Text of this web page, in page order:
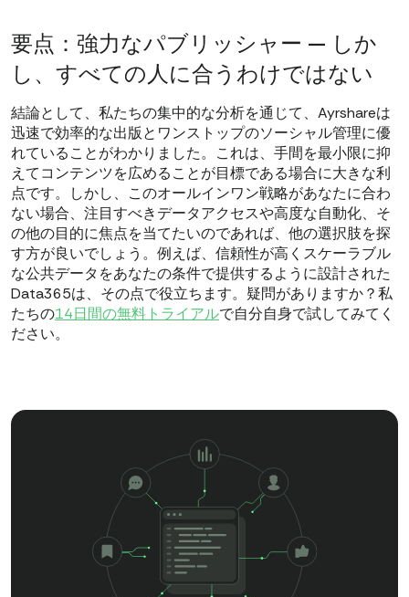
要点：強力なパブリッシャー — しか
し、すべての人に合うわけではない
結論として、私たちの集中的な分析を通じて、Ayrshareは
迅速で効率的な出版とワンストップのソーシャル管理に優
れていることがわかりました。これは、手間を最小限に抑
えてコンテンツを広めることが目標である場合に大きな利
点です。しかし、このオールインワン戦略があなたに合わ
ない場合、注目すべきデータアクセスや高度な自動化、そ
の他の目的に焦点を当てたいのであれば、他の選択肢を探
す方が良いでしょう。例えば、信頼性が高くスケーラブル
な公共データをあなたの条件で提供するように設計された
Data365は、その点で役立ちます。疑問がありますか？私
たちの14日間の無料トライアルで自分自身で試してみてく
ださい。